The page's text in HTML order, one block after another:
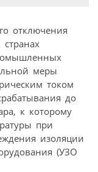
отключения
меры
током
до
к которому
при
изоляции
(УЗО